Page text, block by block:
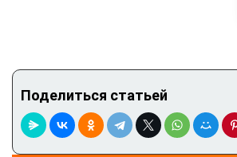
Поделиться статьей